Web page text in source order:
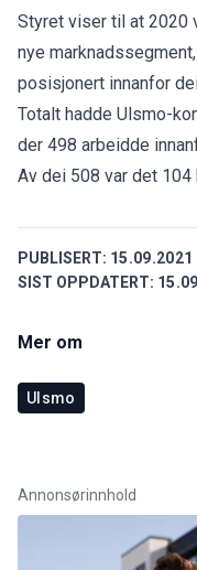
Styret viser til at 2020
nye
posisjonert innanfor
Totalt hadde Ulsmo-
der 498 arbeidde
Av dei 508 var det 104
PUBLISERT: 15.09.2021
SIST OPPDATERT:
Mer om
Ulsmo
Annonsørinnhold